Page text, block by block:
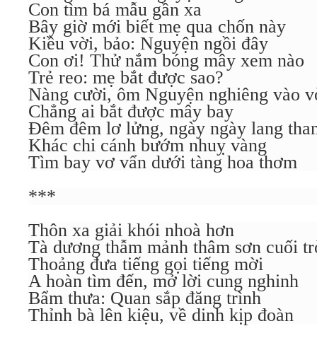
Con tìm bá mẫu gần xa
Bây giờ mới biết mẹ qua chốn này
Kiều vời, bảo: Nguyện ngồi đây
Con ơi! Thử nắm bóng mây xem nào
Trẻ reo: mẹ bắt được sao?
Nàng cười, ôm Nguyện nghiêng vào
Chẳng ai bắt được mây bay
Đêm đêm lơ lửng, ngày ngày lang
Khác chi cánh bướm nhuỵ vàng
Tìm bay vơ vẩn dưới tàng hoa thơm
***
Thôn xa giải khói nhoà hơn
Tà dương thẫm mảnh thâm sơn cuối
Thoảng đưa tiếng gọi tiếng mời
A hoàn tìm đến, mở lời cung nghinh
Bẩm thưa: Quan sắp đăng trình
Thỉnh bà lên kiệu, về dinh kịp đoàn